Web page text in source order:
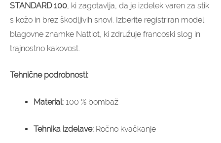
STANDARD 100 , ki zagotavlja, da je izdelek varen za stik
s kožo in brez škodljivih snovi. Izberite registriran model
blagovne znamke Nattiot, ki združuje francoski slog in
trajnostno kakovost.
Tehnične podrobnosti:
Material: 100 % bombaž
Tehnika izdelave: Ročno kvačkanje